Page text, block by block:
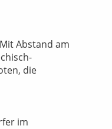
Abstand am
die
im